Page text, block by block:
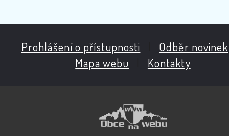
Prohlášení o přístupnosti Odběr novinek
Mapa webu
Kontakty